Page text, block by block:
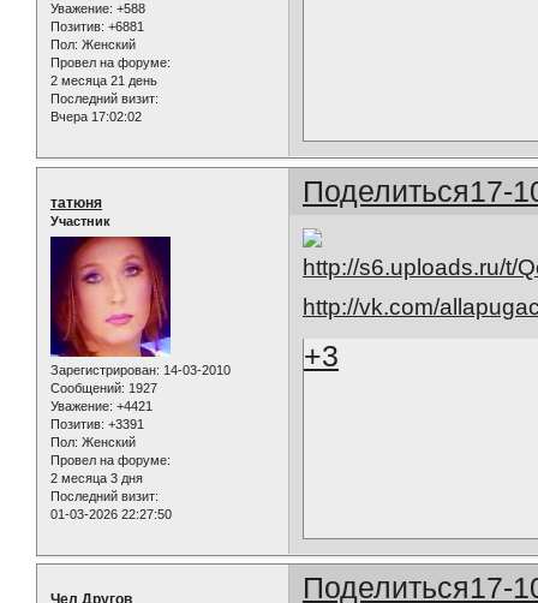
Уважение: +588
Позитив: +6881
Пол: Женский
Провел на форуме:
2 месяца 21 день
Последний визит:
Вчера 17:02:02
Поделиться17-
татюня
Участник
Зарегистрирован: 14-03-2010
Сообщений: 1927
Уважение: +4421
Позитив: +3391
Пол: Женский
Провел на форуме:
2 месяца 3 дня
Последний визит:
01-03-2026 22:27:50
http://vk.com/
+3
Поделиться17-